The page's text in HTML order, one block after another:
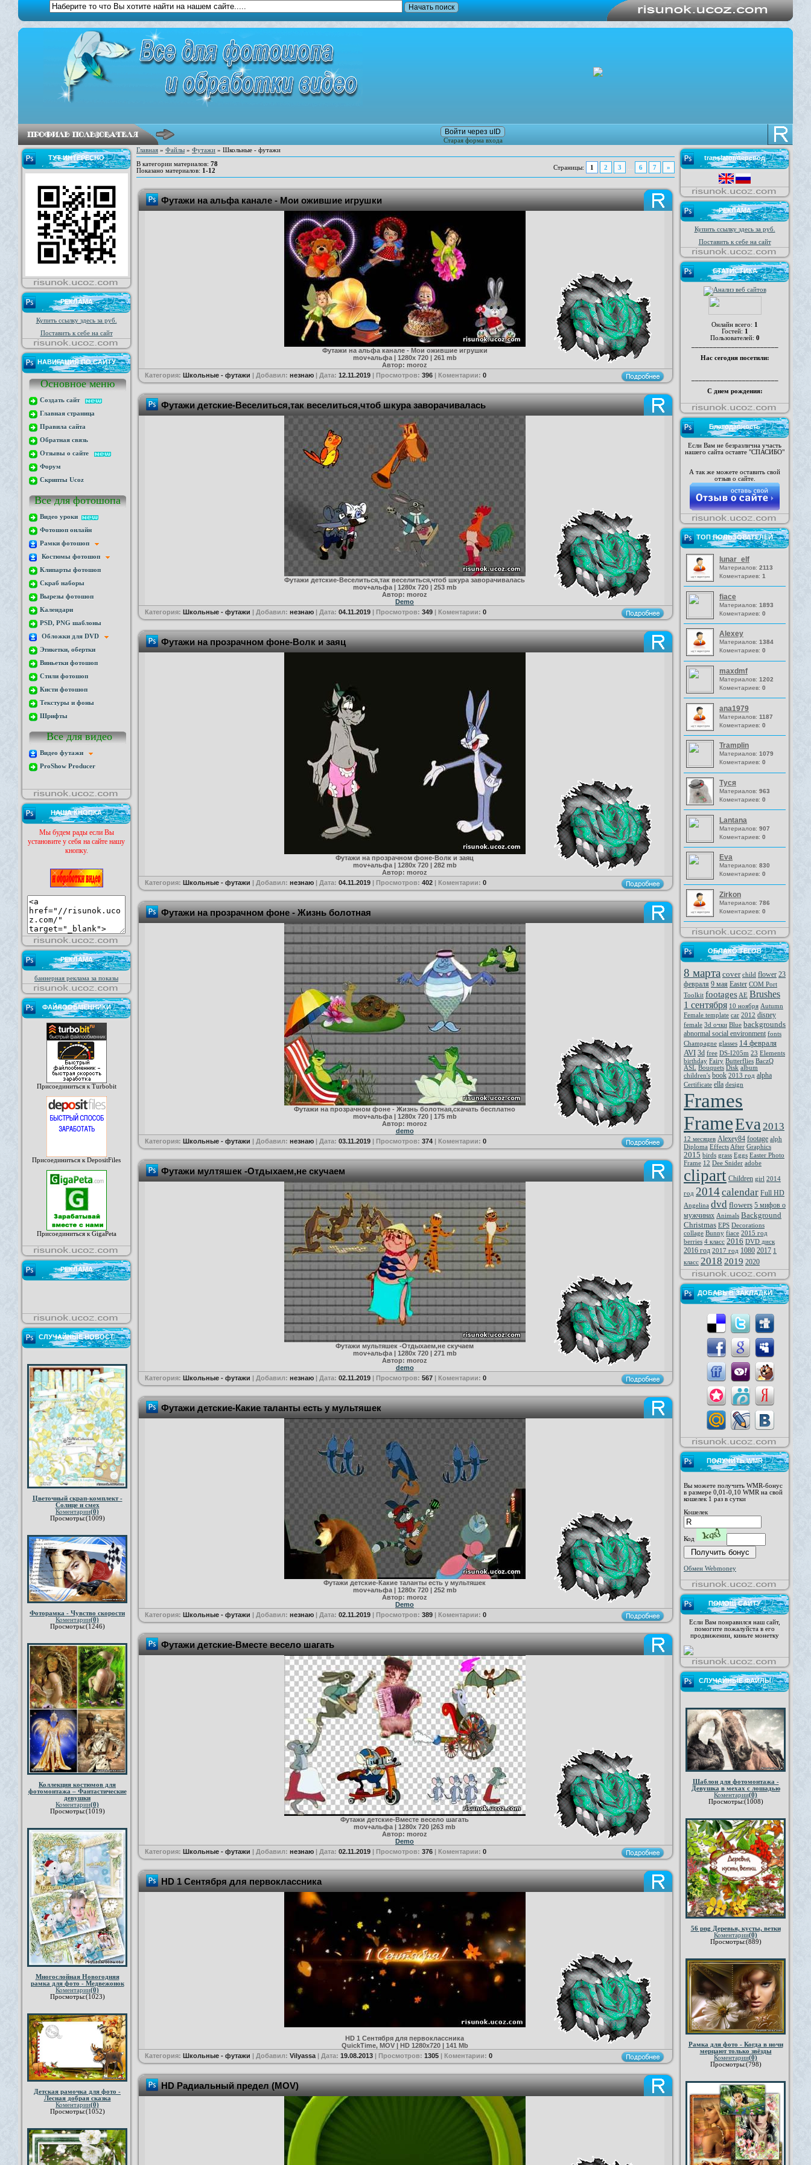
Войти через uID
Старая форма входа
ТУТ ИНТЕРЕСНО
РЕКЛАМА
Купить ссылку здесь за руб.
Поставить к себе на сайт
НАВИГАЦИЯ ПО САЙТУ
Основное меню
Создать сайт
Главная страница
Правила сайта
Обратная связь
Отзывы о сайте
Форум
Скрипты Ucoz
Все для фотошопа
Видео уроки
Фотошоп онлайн
Рамки фотошоп
Костюмы фотошоп
Клипарты фотошоп
Скраб наборы
Вырезы фотошоп
Календари
PSD, PNG шаблоны
Обложки для DVD
Этикетки, обертки
Виньетки фотошоп
Стили фотошоп
Кисти фотошоп
Текстуры и фоны
Шрифты
Все для видео
Видео футажи
ProShow Producer
НАША КНОПКА
Мы будем рады если Вы
установите у себя на сайте нашу
кнопку.
РЕКЛАМА
баннерная реклама за показы
ФАЙЛООБМЕННИКИ
Присоединиться к Turbobit
Присоединиться к DepositFiles
Присоединиться к GigaPeta
РЕКЛАМА
СЛУЧАЙНЫЕ НОВОСТ
Цветочный скрап-комплект -
Солнце и смех
Коментарии(0)
Просмотры:(1009)
Фоторамка - Чувство скорости
Коментарии(0)
Просмотры:(1246)
Коллекция костюмов для
фотомонтажа – Фантастические
девушки
Коментарии(0)
Просмотры:(1019)
Многослойная Новогодняя
рамка для фото - Медвежонок
Коментарии(0)
Просмотры:(1023)
Детская рамочка для фото -
Лесная добрая сказка
Коментарии(0)
Просмотры:(1052)
Главная » Файлы » Футажи » Школьные - футажи
В категории материалов: 78
Показано материалов: 1-12 Страницы: 1 2 3 6 7 »
Футажи на альфа канале - Мои ожившие игрушки
Футажи на альфа канале - Мои ожившие игрушки
mov+альфа | 1280х 720 | 261 mb
Автор: moroz
Категория: Школьные - футажи | Добавил: незнаю | Дата: 12.11.2019 | Просмотров: 396 | Коментарии: 0
Футажи детские-Веселиться,так веселиться,чтоб шкура заворачивалась
Футажи детские-Веселиться,так веселиться,чтоб шкура заворачивалась
mov+альфа | 1280х 720 | 253 mb
Автор: moroz
Demo
Категория: Школьные - футажи | Добавил: незнаю | Дата: 04.11.2019 | Просмотров: 349 | Коментарии: 0
Футажи на прозрачном фоне-Волк и заяц
Футажи на прозрачном фоне-Волк и заяц
mov+альфа | 1280х 720 | 282 mb
Автор: moroz
Категория: Школьные - футажи | Добавил: незнаю | Дата: 04.11.2019 | Просмотров: 402 | Коментарии: 0
Футажи на прозрачном фоне - Жизнь болотная
Футажи на прозрачном фоне - Жизнь болотная,скачать бесплатно
mov+альфа | 1280х 720 | 175 mb
Автор: moroz
demo
Категория: Школьные - футажи | Добавил: незнаю | Дата: 03.11.2019 | Просмотров: 374 | Коментарии: 0
Футажи мултяшек -Отдыхаем,не скучаем
Футажи мультяшек -Отдыхаем,не скучаем
mov+альфа | 1280х 720 | 271 mb
Автор: moroz
demo
Категория: Школьные - футажи | Добавил: незнаю | Дата: 02.11.2019 | Просмотров: 567 | Коментарии: 0
Футажи детские-Какие таланты есть у мультяшек
Футажи детские-Какие таланты есть у мультяшек
mov+альфа | 1280х 720 | 252 mb
Автор: moroz
Demo
Категория: Школьные - футажи | Добавил: незнаю | Дата: 02.11.2019 | Просмотров: 389 | Коментарии: 0
Футажи детские-Вместе весело шагать
Футажи детские-Вместе весело шагать
mov+альфа | 1280х 720 |263 mb
Автор: moroz
Demo
Категория: Школьные - футажи | Добавил: незнаю | Дата: 02.11.2019 | Просмотров: 376 | Коментарии: 0
HD 1 Сентября для первоклассника
HD 1 Сентября для первоклассника
QuickTime, MOV | HD 1280x720 | 141 Mb
Категория: Школьные - футажи | Добавил: Vilyassa | Дата: 19.08.2013 | Просмотров: 1305 | Коментарии: 0
HD Радиальный предел (MOV)
translator/перевод
РЕКЛАМА
Купить ссылку здесь за руб.
Поставить к себе на сайт
СТАТИСТИКА
Онлайн всего: 1
Гостей: 1
Пользователей: 0
Нас сегодня посетили:
С днем рождения:
Благодарность
Если Вам не безразлична участь
нашего сайта оставте "СПАСИБО"
А так же можете оставить свой
отзыв о сайте.
ТОП ПОЛЬЗОВАТЕЛЕЙ
lunar_elf
Материалов: 2113
Коментариев: 1
fiace
Материалов: 1893
Коментариев: 0
Alexey
Материалов: 1384
Коментариев: 0
maxdmf
Материалов: 1202
Коментариев: 0
ana1979
Материалов: 1187
Коментариев: 0
Tramplin
Материалов: 1079
Коментариев: 0
Туся
Материалов: 963
Коментариев: 0
Lantana
Материалов: 907
Коментариев: 0
Eva
Материалов: 830
Коментариев: 0
Zirkon
Материалов: 786
Коментариев: 0
ОБЛАКО ТЕГОВ
8 марта cover child flower 23
февраля 9 мая Easter COM Port
Toolkit footages AE Brushes
1 сентября 10 ноября Autumn
Female template car 2012 disney
female 3d очки Blue backgrounds
abnormal social environment fonts
Champagne glasses 14 февраля
AVI 3d free DS-I205m 23 Elements
birthday Fairy Butterflies BaczQ
ASL Bouquets Disk album
children's book 2013 год alpha
Certificate ella design
Frames
FrameEva 2013
12 месяцев Alexey84 footage alph
Diploma Effects After Graphics
2015 birds grass Eggs Easter Photo
Frame 12 Dee Snider adobe
clipart Children girl 2014
год 2014calendar Full HD
Angelina dvd flowers 5 мифов о
мужчинах Animals Background
Christmas EPS Decorations
collage Bunny fiace 2015 год
berries 4 класс 2016 DVD диск
2016 год 2017 год 1080 2017 1
класс 2018 2019 2020
ДОБАВЬ В ЗАКЛАДКИ
ПОЛУЧИТЬ WMR
Вы можете получить WMR-бонус
в размере 0,01-0,10 WMR на свой
кошелек 1 раз в сутки
Кошелек
Код
Обмен Webmoney
ПОМОЩ САЙТУ
Если Вам понравился наш сайт,
помогите пожалуйста в его
продвижении, киньте монетку
СЛУЧАЙНЫЕ ФАЙЛЫ
Шаблон для фотомонтажа -
Девушка в мехах с лошадью
Коментарии(0)
Просмотры:(1008)
56 png Деревья, кусты, ветки
Коментарии(0)
Просмотры:(889)
Рамка для фото - Когда в ночи
мерцают только звёзды
Коментарии(0)
Просмотры:(798)